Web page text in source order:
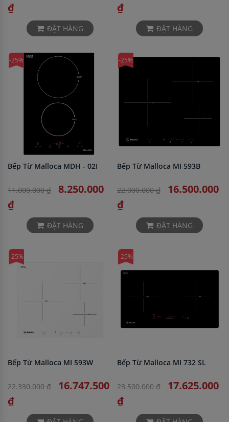
₫
ĐẶT HÀNG
₫
ĐẶT HÀNG
-25%
Bếp Từ Malloca MDH - 02I
11.000.000 ₫
8.250.000
₫
ĐẶT HÀNG
-25%
Bếp Từ Malloca MI 593B
22.000.000 ₫
16.500.000
₫
ĐẶT HÀNG
-25%
Bếp Từ Malloca MI 593W
22.330.000 ₫
16.747.500
₫
-25%
Bếp Từ Malloca MI 732 SL
23.500.000 ₫
17.625.000
₫